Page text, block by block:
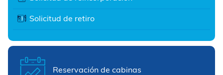
Solicitud de retiro
Reservación de cabinas